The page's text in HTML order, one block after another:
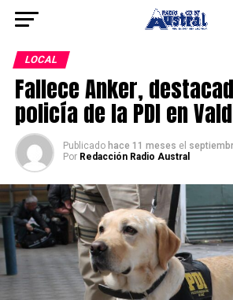
LOCAL
Fallece Anker,
policía de la PDI en
Publicado hace 11 meses el
Por Redacción Radio Austral